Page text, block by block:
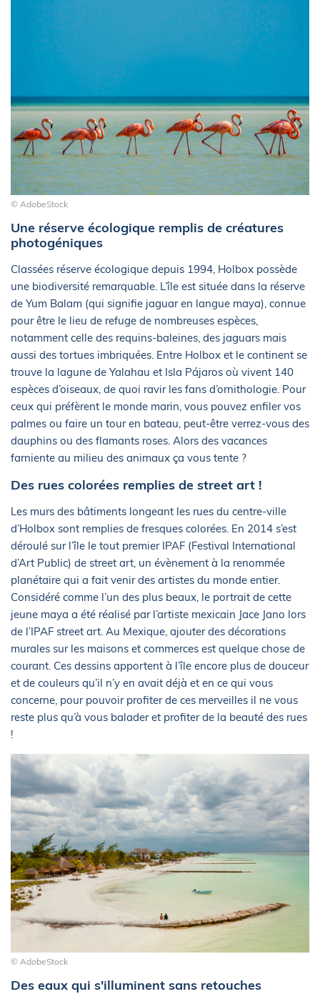
© AdobeStock
Une réserve écologique remplis de créatures
photogéniques
Classées réserve écologique depuis 1994, Holbox possède
une biodiversité remarquable. L’île est située dans la réserve
de Yum Balam (qui signifie jaguar en langue maya), connue
pour être le lieu de refuge de nombreuses espèces,
notamment celle des requins-baleines, des jaguars mais
aussi des tortues imbriquées. Entre Holbox et le continent se
trouve la lagune de Yalahau et Isla Pájaros où vivent 140
espèces d’oiseaux, de quoi ravir les fans d’ornithologie. Pour
ceux qui préfèrent le monde marin, vous pouvez enfiler vos
palmes ou faire un tour en bateau, peut-être verrez-vous des
dauphins ou des flamants roses. Alors des vacances
farniente au milieu des animaux ça vous tente ?
Des rues colorées remplies de street art !
Les murs des bâtiments longeant les rues du centre-ville
d’Holbox sont remplies de fresques colorées. En 2014 s’est
déroulé sur l’île le tout premier IPAF (Festival International
d’Art Public) de street art, un évènement à la renommée
planétaire qui a fait venir des artistes du monde entier.
Considéré comme l’un des plus beaux, le portrait de cette
jeune maya a été réalisé par l’artiste mexicain Jace Jano lors
de l’IPAF street art. Au Mexique, ajouter des décorations
murales sur les maisons et commerces est quelque chose de
courant. Ces dessins apportent à l’île encore plus de douceur
et de couleurs qu’il n’y en avait déjà et en ce qui vous
concerne, pour pouvoir profiter de ces merveilles il ne vous
reste plus qu’à vous balader et profiter de la beauté des rues
!
© AdobeStock
Des eaux qui s'illuminent sans retouches